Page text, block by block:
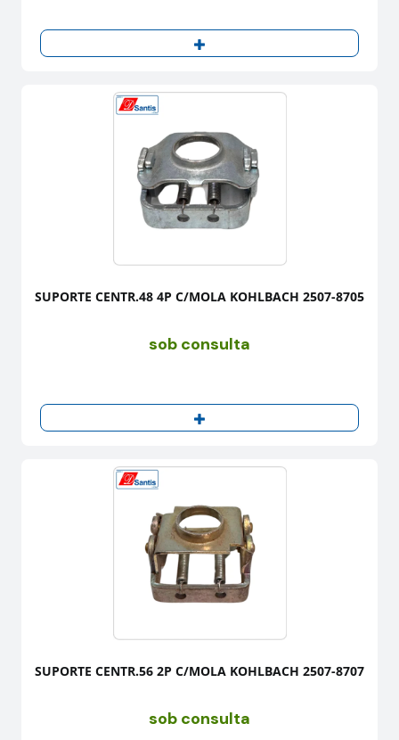
SUPORTE CENTR.48 4P C/MOLA KOHLBACH 2507-8705
sob consulta
SUPORTE CENTR.56 2P C/MOLA KOHLBACH 2507-8707
sob consulta